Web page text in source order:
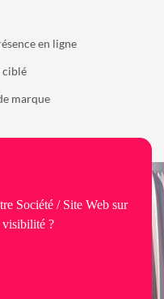
en ligne
ciblé
marque
Société / Site Web sur
visibilité ?